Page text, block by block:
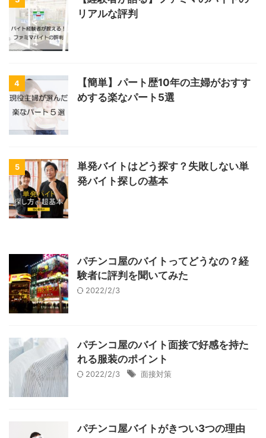
リアルな評判
4
【簡単】パート歴10年の主婦がおすす
めする楽なパート5選
5
単発バイトはどう探す？失敗しない単
発バイト探しの基本
パチンコ屋のバイトってどうなの？経
験者に評判を聞いてみた
2022/2/3
パチンコ屋のバイト面接で好感を持た
れる服装のポイント
2022/2/3 面接対策
パチンコ屋バイトがきつい3つの理由